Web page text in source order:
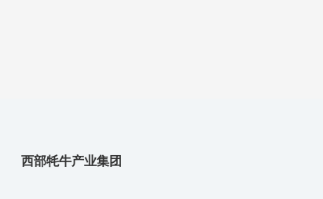
西部牦牛产业集团